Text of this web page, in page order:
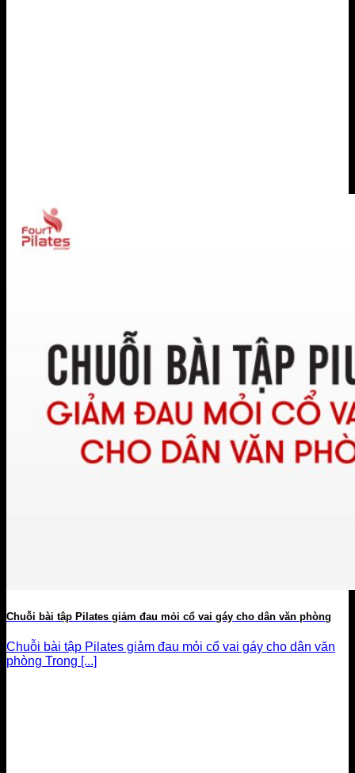
Chuỗi bài tập Pilates giảm đau mỏi cổ vai gáy cho dân văn phòng
Chuỗi bài tập Pilates giảm đau mỏi cổ vai gáy cho dân văn
phòng Trong [...]